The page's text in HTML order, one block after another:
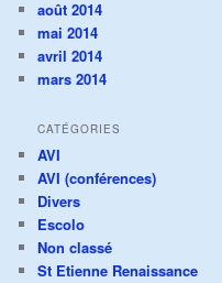
août 2014
mai 2014
avril 2014
mars 2014
CATÉGORIES
AVI
AVI (conférences)
Divers
Escolo
Non classé
St Etienne Renaissance